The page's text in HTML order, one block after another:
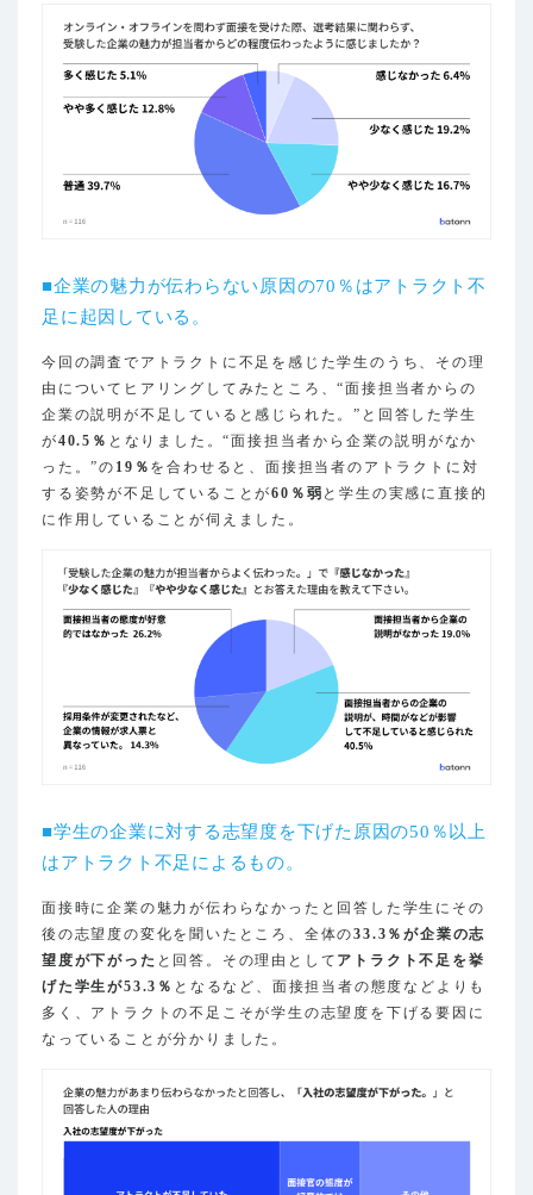
■企業の魅力が伝わらない原因の70％はアトラクト不
足に起因している。
今回の調査でアトラクトに不足を感じた学生のうち、その理
由についてヒアリングしてみたところ、“面接担当者からの
企業の説明が不足していると感じられた。”と回答した学生
が40.5％ となりました。“面接担当者から企業の説明がなか
った。”の 19％ を合わせると、面接担当者のアトラクトに対
する姿勢が不足していることが60％弱 と学生の実感に直接的
に作用していることが伺えました。
■学生の企業に対する志望度を下げた原因の50％以上
はアトラクト不足によるもの。
面接時に企業の魅力が伝わらなかったと回答した学生にその
後の志望度の変化を聞いたところ、全体の33.3％が企業の志
望度が下がった と回答。その理由として アトラクト不足を挙
げた学生が53.3％ となるなど、面接担当者の態度などよりも
多く、アトラクトの不足こそが学生の志望度を下げる要因に
なっていることが分かりました。